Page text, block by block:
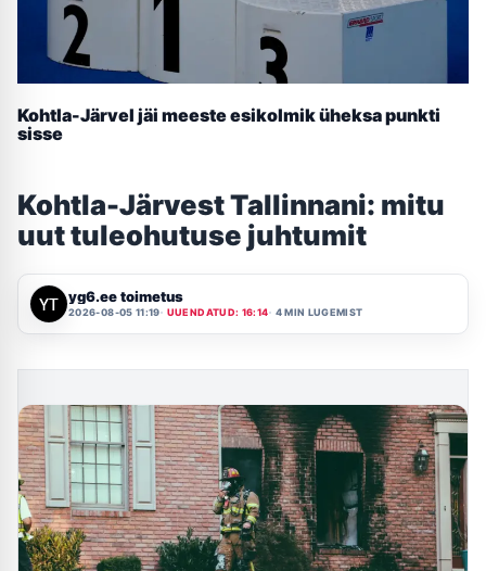
Kohtla-Järvel jäi meeste esikolmik üheksa punkti
sisse
Kohtla-Järvest Tallinnani: mitu
uut tuleohutuse juhtumit
yg6.ee toimetus
2026-08-05 11:19 UUENDATUD: 16:14 4 MIN LUGEMIST